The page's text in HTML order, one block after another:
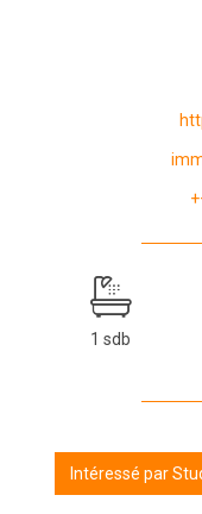
1 sdb
Intéressé par